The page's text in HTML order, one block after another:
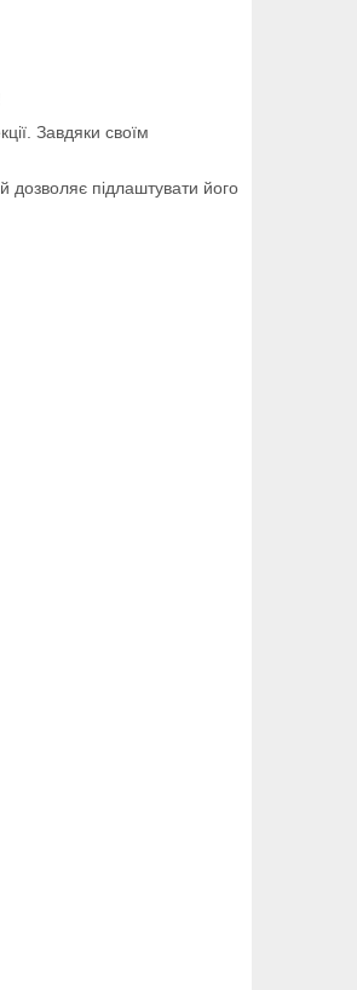
Завдяки своїм
дозволяє підлаштувати його